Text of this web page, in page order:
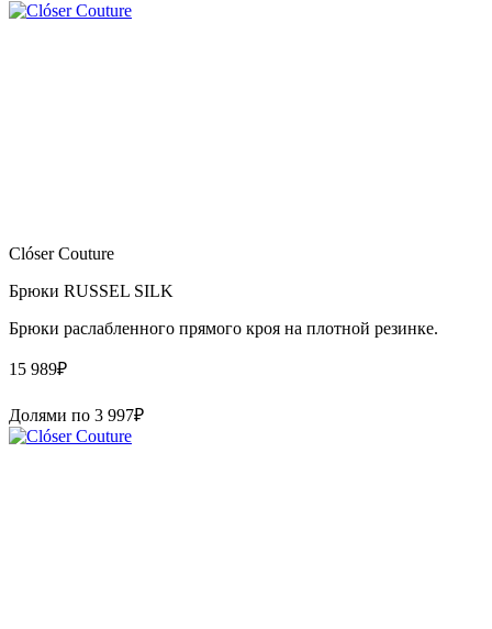
Clóser Couture
Брюки RUSSEL SILK
Брюки раслабленного прямого кроя на плотной резинке.
15 989₽
Долями по 3 997₽